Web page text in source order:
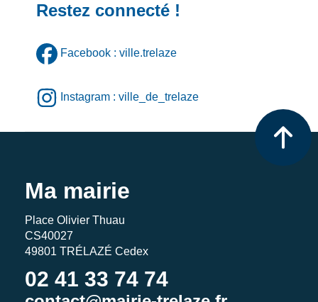
Restez connecté !
Facebook : ville.trelaze
Instagram : ville_de_trelaze
Ma mairie
Place Olivier Thuau
CS40027
49801 TRÉLAZÉ Cedex
02 41 33 74 74